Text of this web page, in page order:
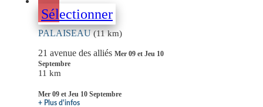
Sélectionner
PALAISEAU(11 km)
21 avenue des alliés Mer 09 et Jeu 10
Septembre
11 km
Mer 09 et Jeu 10 Septembre
+ Plus d'infos